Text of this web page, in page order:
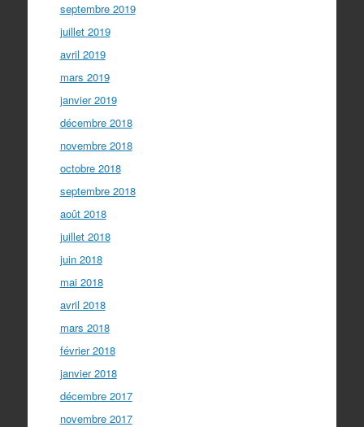
septembre 2019
juillet 2019
avril 2019
mars 2019
janvier 2019
décembre 2018
novembre 2018
octobre 2018
septembre 2018
août 2018
juillet 2018
juin 2018
mai 2018
avril 2018
mars 2018
février 2018
janvier 2018
décembre 2017
novembre 2017